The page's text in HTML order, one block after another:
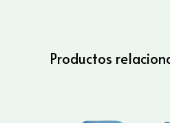
Productos